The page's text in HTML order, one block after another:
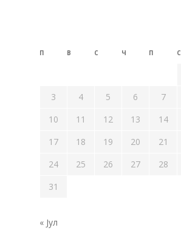
П В С Ч П С
3
4 5 6 7
10
11 12 13 14
17
18 19 20 21
24
25 26 27 28
31
« Јул